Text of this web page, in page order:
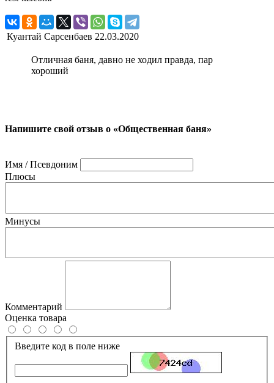
Куантай Сарсенбаев 22.03.2020
Отличная баня, давно не ходил правда, пар
хороший
Напишите свой отзыв о «Общественная баня»
Имя / Псевдоним
Плюсы
Минусы
Комментарий
Оценка товара
Введите код в поле ниже